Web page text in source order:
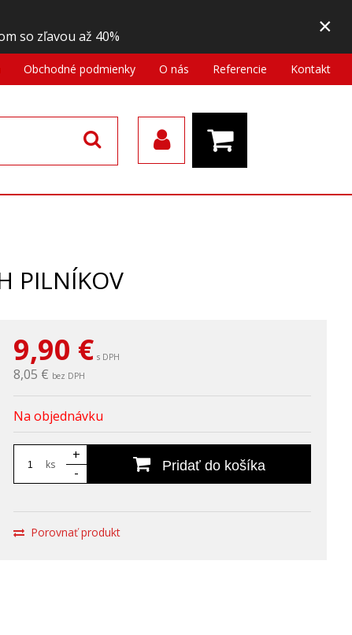
so zľavou až 40% ×
Obchodné podmienky O nás Referencie Kontakt
PILNÍKOV
9,90 € s DPH
8,05 € bez DPH
Na objednávku
ks
+
-
Pridať do košíka
Porovnať produkt